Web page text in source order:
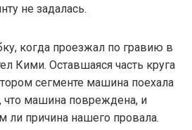
не задалась.
когда проезжал по гравию в
Кими. Оставшаяся часть круга
сегменте машина поехала
что машина повреждена, и
ли причина нашего провала.